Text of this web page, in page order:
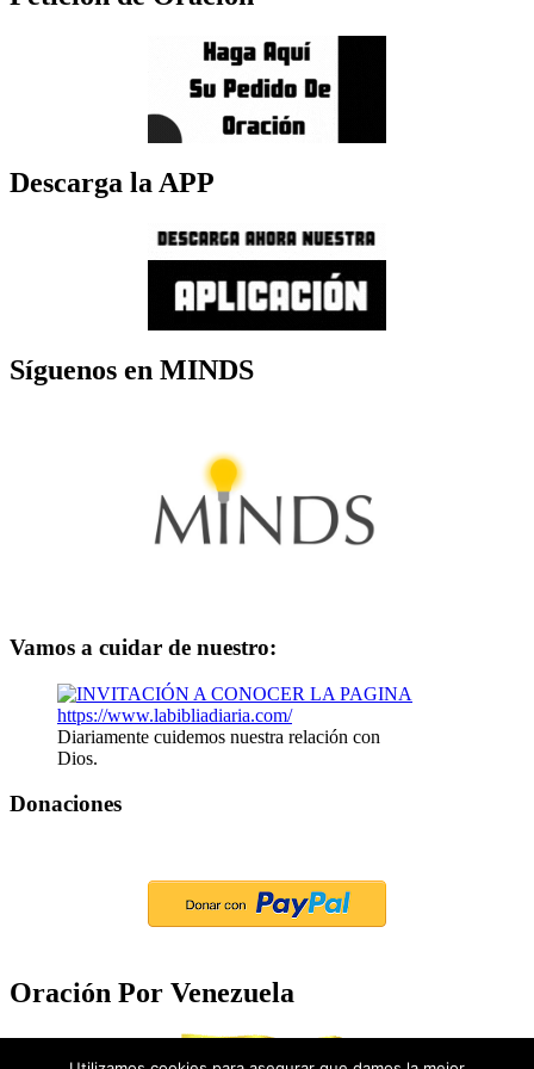
Descarga la APP
Síguenos en MINDS
Vamos a cuidar de nuestro:
Diariamente cuidemos nuestra relación con
Dios.
Donaciones
Oración Por Venezuela